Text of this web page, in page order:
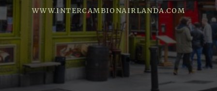
WWW.INTERCAMBIONAIRLANDA.COM